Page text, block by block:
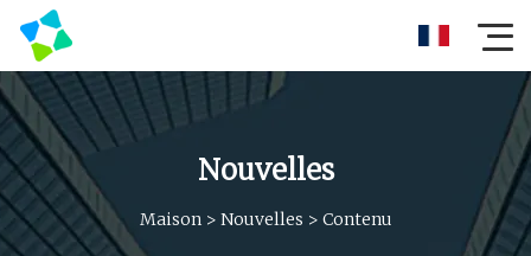
Nouvelles
Maison > Nouvelles > Contenu